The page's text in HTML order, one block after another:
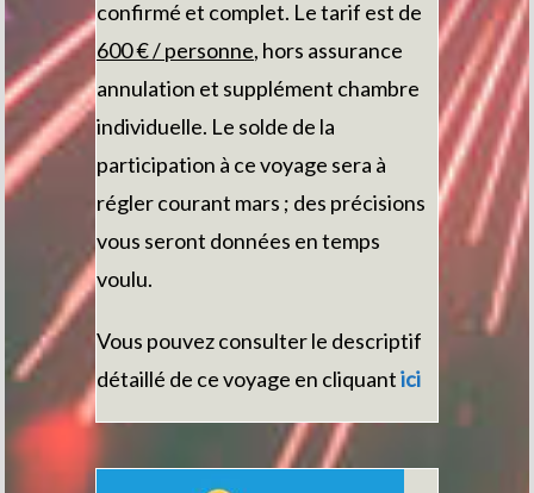
confirmé et complet. Le tarif est de
600 € / personne, hors assurance
annulation et supplément chambre
individuelle. Le solde de la
participation à ce voyage sera à
régler courant mars ; des précisions
vous seront données en temps
voulu.
Vous pouvez consulter le descriptif
détaillé de ce voyage en cliquantici